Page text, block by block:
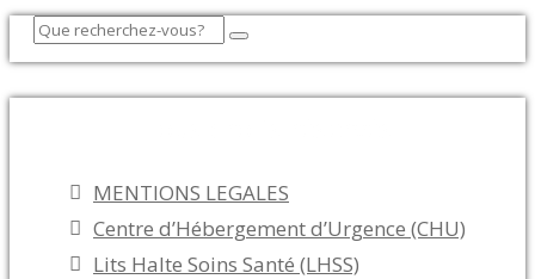
MENTIONS LEGALES
Centre d’Hébergement d’Urgence (CHU)
Lits Halte Soins Santé (LHSS)